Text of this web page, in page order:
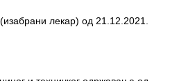
лекар) од 21.12.2021.